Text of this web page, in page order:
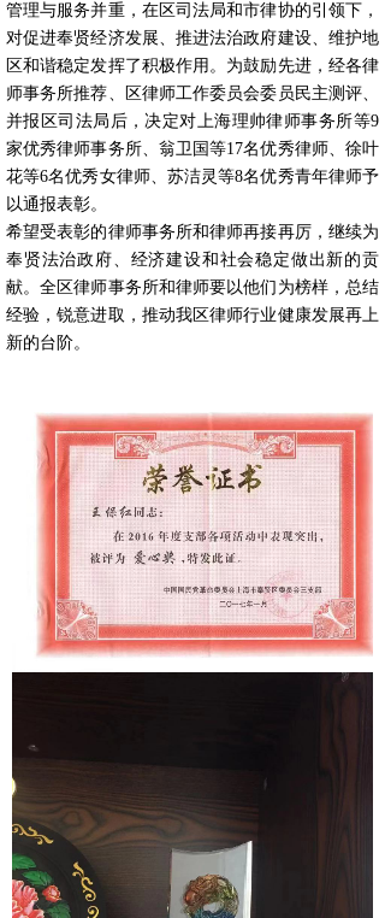
管理与服务并重，在区司法局和市律协的引领下，
对促进奉贤经济发展、推进法治政府建设、维护地
区和谐稳定发挥了积极作用。为鼓励先进，经各律
师事务所推荐、区律师工作委员会委员民主测评、
并报区司法局后，决定对上海理帅律师事务所等9
家优秀律师事务所、翁卫国等17名优秀律师、徐叶
花等6名优秀女律师、苏洁灵等8名优秀青年律师予
以通报表彰。
希望受表彰的律师事务所和律师再接再厉，继续为
奉贤法治政府、经济建设和社会稳定做出新的贡
献。全区律师事务所和律师要以他们为榜样，总结
经验，锐意进取，推动我区律师行业健康发展再上
新的台阶。